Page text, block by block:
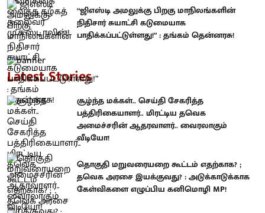
“ஜிஎஸ்டி அமலுக்கு பிறகு மாநிலங்களின்
நிதிசார் சுயாட்சி கடுமையாக
பாதிக்கப்பட்டுள்ளது!” : தங்கம் தென்னரசு!
Latest Stories
சூழ்ந்த மக்கள்.. செய்தி சேகரித்த
பத்திரிகையாளர்.. மிரட்டிய தவெக
அமைச்சரின் ஆதரவாளர்.. வைரலாகும்
வீடியோ!
தொகுதி மறுவரையறை கூட்டம் எதற்காக? ;
தவெக அரசை இயக்குவது? : அடுக்காடுக்காக
கேள்விகளை எழுப்பிய கனிமொழி MP!